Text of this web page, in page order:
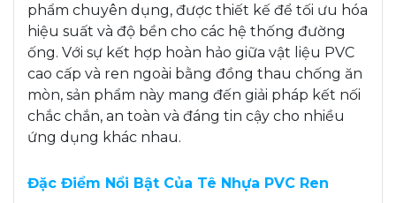
phẩm chuyên dụng, được thiết kế để tối ưu hóa
hiệu suất và độ bền cho các hệ thống đường
ống. Với sự kết hợp hoàn hảo giữa vật liệu PVC
cao cấp và ren ngoài bằng đồng thau chống ăn
mòn, sản phẩm này mang đến giải pháp kết nối
chắc chắn, an toàn và đáng tin cậy cho nhiều
ứng dụng khác nhau.
Đặc Điểm Nổi Bật Của Tê Nhựa PVC Ren